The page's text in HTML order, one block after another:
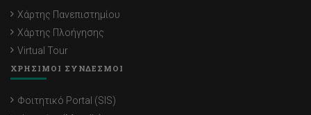
Χάρτης Πανεπιστημίου
Χάρτης Πλοήγησης
Virtual Tour
ΧΡΗΣΙΜΟΙ ΣΥΝΔΕΣΜΟΙ
Φοιτητικό Portal (SIS)